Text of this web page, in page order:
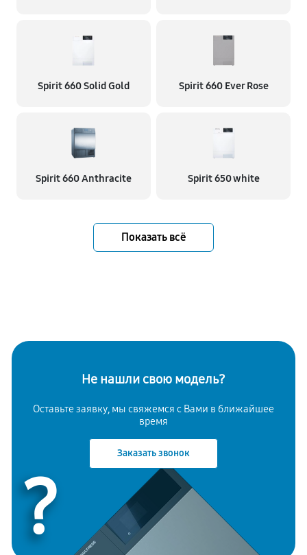
Spirit 660 Solid Gold Spirit 660 Ever Rose
Spirit 660 Anthracite Spirit 650 white
Показать всё
Не нашли свою модель?
Оставьте заявку, мы свяжемся с Вами в ближайшее
время
Заказать звонок
?